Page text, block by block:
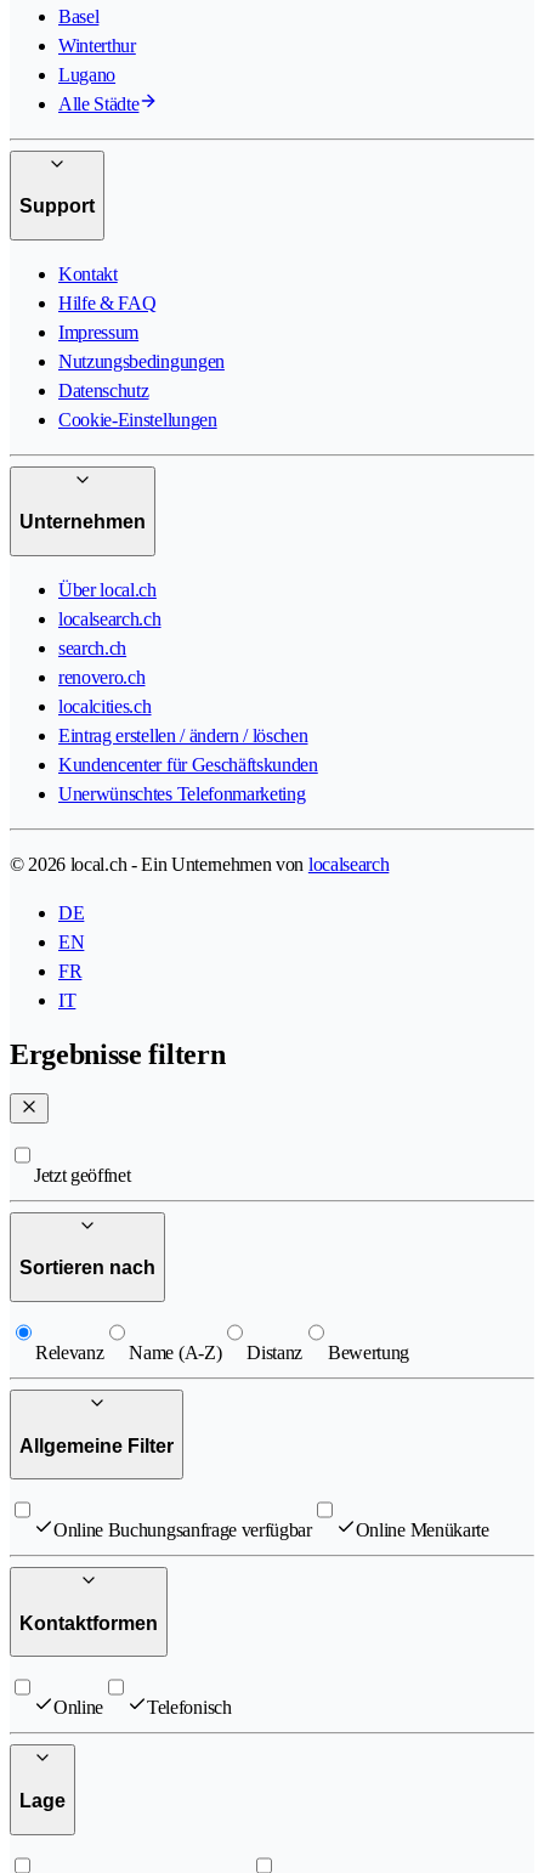
Basel
Winterthur
Lugano
Alle Städte
Support
Kontakt
Hilfe & FAQ
Impressum
Nutzungsbedingungen
Datenschutz
Cookie-Einstellungen
Unternehmen
Über local.ch
localsearch.ch
search.ch
renovero.ch
localcities.ch
Eintrag erstellen / ändern / löschen
Kundencenter für Geschäftskunden
Unerwünschtes Telefonmarketing
© 2026 local.ch - Ein Unternehmen von localsearch
DE
EN
FR
IT
Ergebnisse filtern
Jetzt geöffnet
Sortieren nach
Relevanz Name (A-Z) Distanz Bewertung
Allgemeine Filter
Online Buchungsanfrage verfügbar Online Menükarte
Kontaktformen
Online Telefonisch
Lage